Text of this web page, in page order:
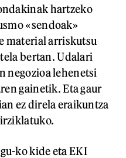
hartzeko
«sendoak»
material arriskutsu
bertan. Udalari
negozioa lehenetsi
gainetik. Eta gaur
ez direla eraikuntza
ko kide eta EKI